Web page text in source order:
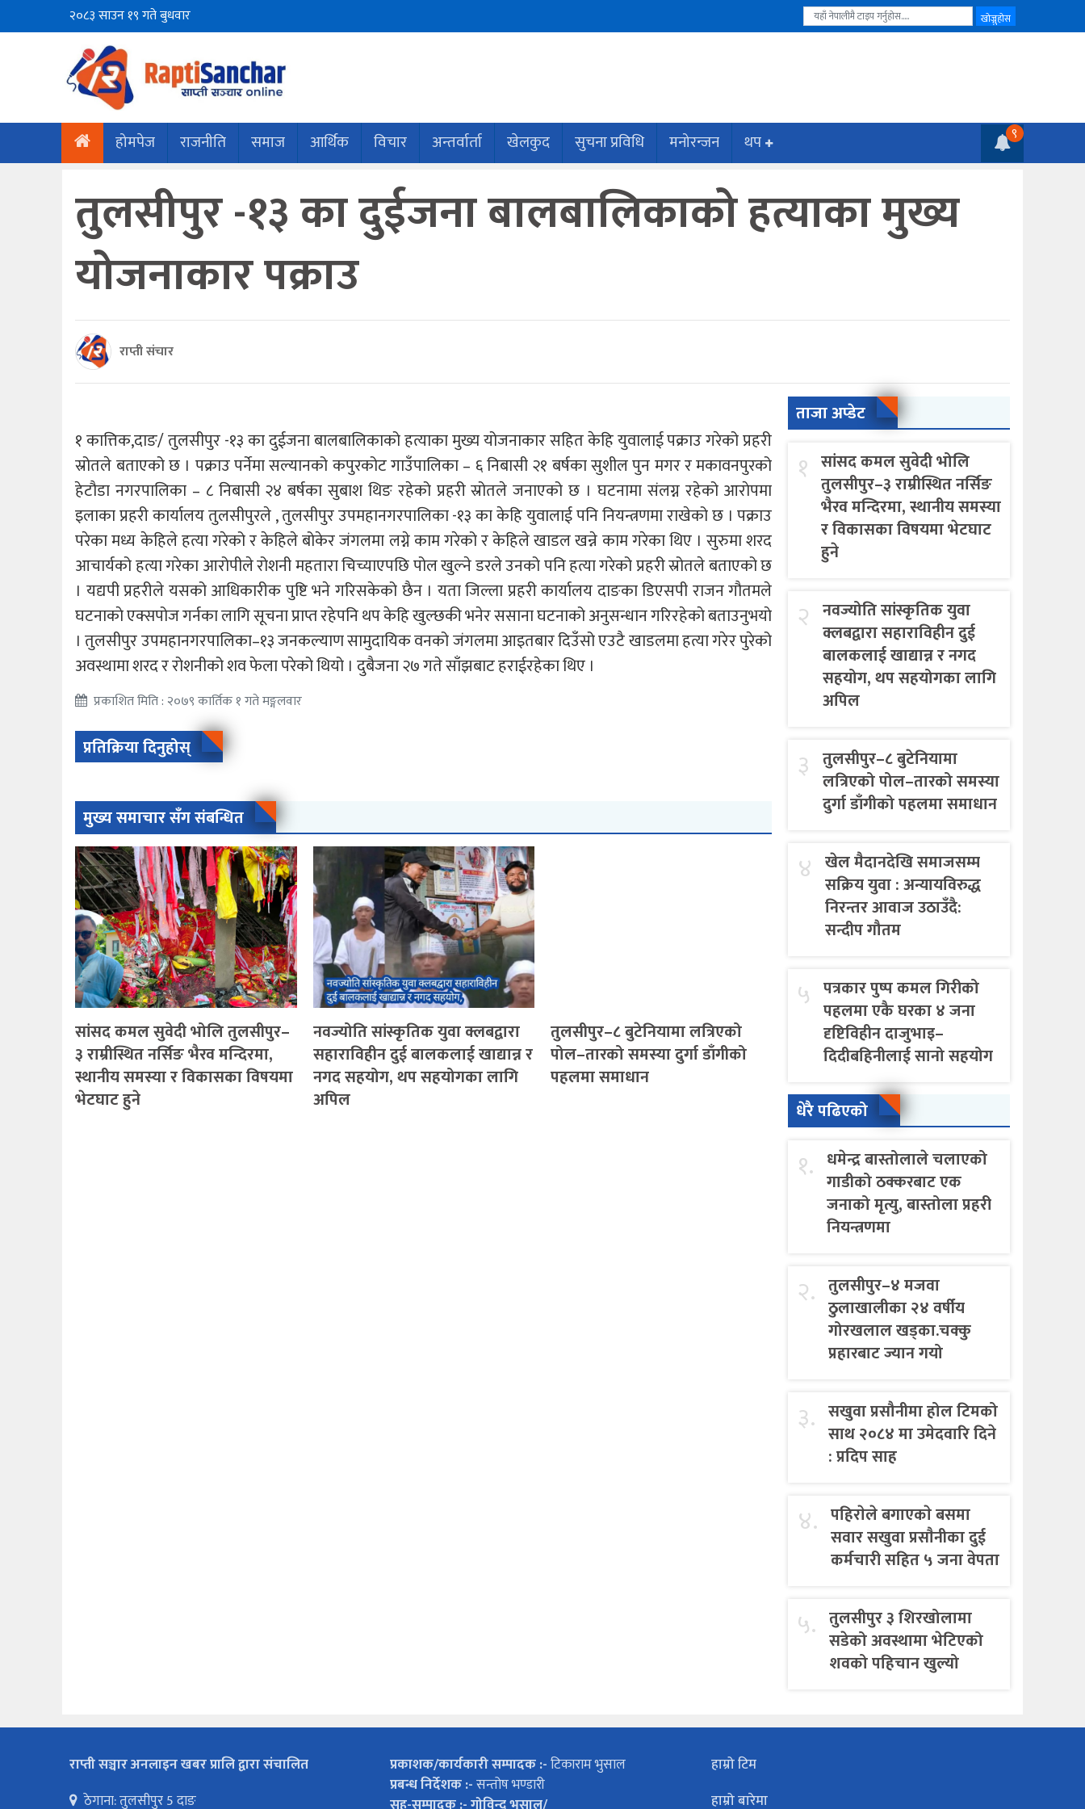
२०८३ साउन १९ गते बुधवार
होमपेज राजनीति समाज आर्थिक विचार अन्तर्वार्ता खेलकुद सुचना प्रविधि मनोरन्जन थप ९
तुलसीपुर -१३ का दुईजना बालबालिकाको हत्याका मुख्य
योजनाकार पक्राउ
राप्ती संचार
१ कात्तिक,दाङ/ तुलसीपुर -१३ का दुईजना बालबालिकाको हत्याका मुख्य योजनाकार सहित केहि युवालाई पक्राउ गरेको प्रहरी
स्रोतले बताएको छ । पक्राउ पर्नेमा सल्यानको कपुरकोट गाउँपालिका – ६ निबासी २१ बर्षका सुशील पुन मगर र मकावनपुरको
हेटौडा नगरपालिका – ८ निबासी २४ बर्षका सुबाश थिङ रहेको प्रहरी स्रोतले जनाएको छ । घटनामा संलग्न रहेको आराेपमा
इलाका प्रहरी कार्यालय तुलसीपुरले , तुलसीपुर उपमहानगरपालिका -१३ का केहि युवालाई पनि नियन्त्रणमा राखेको छ । पक्राउ
परेका मध्य केहिले हत्या गरेको र केहिले बोकेर जंगलमा लग्ने काम गरेको र केहिले खाडल खन्ने काम गरेका थिए । सुरुमा शरद
आचार्यको हत्या गरेका आरोपीले रोशनी महतारा चिच्याएपछि पोल खुल्ने डरले उनको पनि हत्या गरेको प्रहरी स्रोतले बताएको छ
। यद्यपी प्रहरीले यसको आधिकारीक पुष्टि भने गरिसकेको छैन । यता जिल्ला प्रहरी कार्यालय दाङका डिएसपी राजन गौतमले
घटनाकाे एक्सपोज गर्नका लागि सूचना प्राप्त रहेपनि थप केहि खुल्छकी भनेर ससाना घटनाको अनुसन्धान गरिरहेकाे बताउनुभयाे
। तुलसीपुर उपमहानगरपालिका–१३ जनकल्याण सामुदायिक वनको जंगलमा आइतबार दिउँसो एउटै खाडलमा हत्या गरेर पुरेको
अवस्थामा शरद र रोशनीको शव फेला परेको थियो । दुबैजना २७ गते साँझबाट हराईरहेका थिए ।
प्रकाशित मिति : २०७९ कार्तिक १ गते मङ्गलवार
प्रतिक्रिया दिनुहोस्
मुख्य समाचार सँग संबन्धित
सांसद कमल सुवेदी भोलि तुलसीपुर–
३ राम्रीस्थित नर्सिङ भैरव मन्दिरमा,
स्थानीय समस्या र विकासका विषयमा
भेटघाट हुने
नवज्योति सांस्कृतिक युवा क्लबद्वारा
सहाराविहीन दुई बालकलाई खाद्यान्न र
नगद सहयोग, थप सहयोगका लागि
अपिल
तुलसीपुर–८ बुटेनियामा लत्रिएको
पोल–तारको समस्या दुर्गा डाँगीको
पहलमा समाधान
ताजा अप्डेट
१ सांसद कमल सुवेदी भोलि
तुलसीपुर–३ राम्रीस्थित नर्सिङ
भैरव मन्दिरमा, स्थानीय समस्या
र विकासका विषयमा भेटघाट
हुने
२ नवज्योति सांस्कृतिक युवा
क्लबद्वारा सहाराविहीन दुई
बालकलाई खाद्यान्न र नगद
सहयोग, थप सहयोगका लागि
अपिल
३ तुलसीपुर–८ बुटेनियामा
लत्रिएको पोल–तारको समस्या
दुर्गा डाँगीको पहलमा समाधान
४ खेल मैदानदेखि समाजसम्म
सक्रिय युवा : अन्यायविरुद्ध
निरन्तर आवाज उठाउँदै:
सन्दीप गौतम
५ पत्रकार पुष्प कमल गिरीको
पहलमा एकै घरका ४ जना
दृष्टिविहीन दाजुभाइ–
दिदीबहिनीलाई सानो सहयोग
धेरै पढिएको
१. धमेन्द्र बास्तोलाले चलाएको
गाडीको ठक्करबाट एक
जनाको मृत्यु, बास्तोला प्रहरी
नियन्त्रणमा
२. तुलसीपुर–४ मजवा
ठुलाखालीका २४ वर्षीय
गोरखलाल खड्का.चक्कु
प्रहारबाट ज्यान गयो
३. सखुवा प्रसौनीमा होल टिमको
साथ २०८४ मा उमेदवारि दिने
: प्रदिप साह
४. पहिराेले बगाएकाे बसमा
सवार सखुवा प्रसाैनीका दुई
कर्मचारी सहित ५ जना वेपता
५. तुलसीपुर ३ शिरखोलामा
सडेको अवस्थामा भेटिएको
शवको पहिचान खुल्यो
राप्ती सञ्चार अनलाइन खबर प्रालि द्वारा संचालित
ठेगाना: तुलसीपुर 5 दाङ
प्रकाशक/कार्यकारी सम्पादक :-टिकाराम भुसाल
प्रबन्ध निर्देशक :-सन्तोष भण्डारी
हाम्रो टिम
हाम्रो बारेमा